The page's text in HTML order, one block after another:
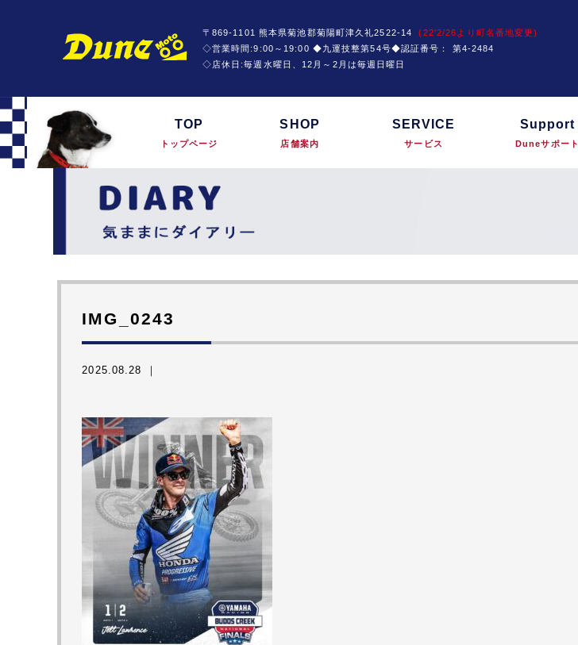
〒869-1101 熊本県菊池郡菊陽町津久礼2522-14(22'2/26より町名番地変更)
◇営業時間:9:00～19:00 ◆九運技整第54号◆認証番号： 第4-2484
◇店休日:毎週水曜日、12月～2月は毎週日曜日
TOP
トップページ
SHOP
店舗案内
SERVICE
サービス
Support
Duneサポート
IMG_0243
2025.08.28 ｜